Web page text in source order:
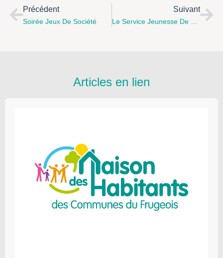
Précédent
Soirée Jeux De Société
Suivant
Le Service Jeunesse De Ternoiscom Propose De Nouvelles Formations BAFA Sur Le Territoire
Articles en lien